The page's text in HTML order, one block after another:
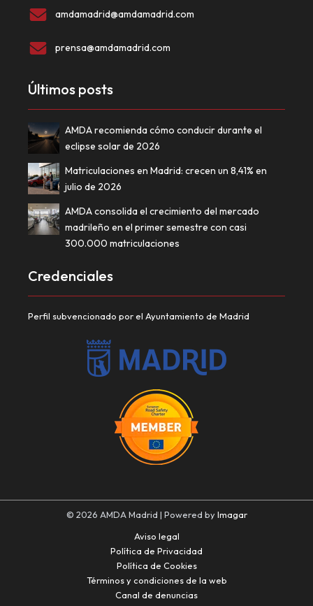
amdamadrid@amdamadrid.com
prensa@amdamadrid.com
Últimos posts
AMDA recomienda cómo conducir durante el
eclipse solar de 2026
Matriculaciones en Madrid: crecen un 8,41% en
julio de 2026
AMDA consolida el crecimiento del mercado
madrileño en el primer semestre con casi
300.000 matriculaciones
Credenciales
Perfil subvencionado por el Ayuntamiento de Madrid
© 2026 AMDA Madrid | Powered by Imagar
Aviso legal
Política de Privacidad
Política de Cookies
Términos y condiciones de la web
Canal de denuncias